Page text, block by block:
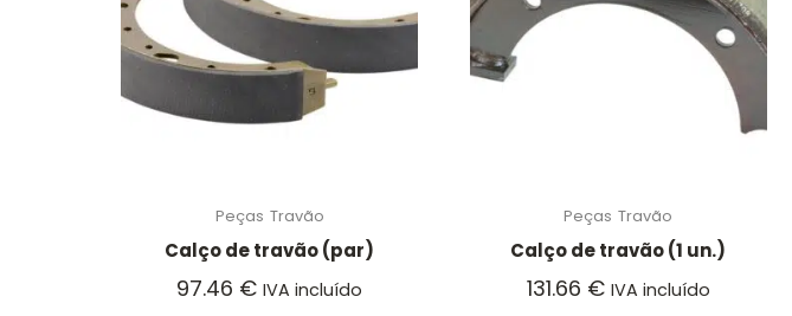
Peças Travão
Calço de travão (par)
97.46 € IVA incluído
Peças Travão
Calço de travão (1 un.)
131.66 € IVA incluído